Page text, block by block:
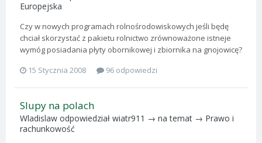
Europejska
Czy w nowych programach rolnośrodowiskowych jeśli będę
chciał skorzystać z pakietu rolnictwo zrównoważone istneje
wymóg posiadania płyty obornikowej i zbiornika na gnojowicę?
15 Stycznia 2008
96 odpowiedzi
Slupy na polach
Wladislaw odpowiedział wiatr911 → na temat → Prawo i
rachunkowość